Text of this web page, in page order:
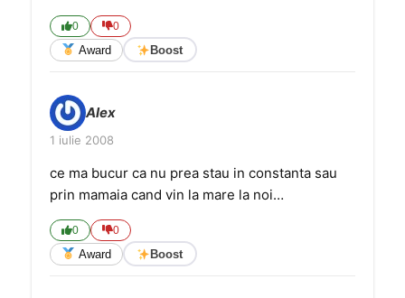
0 0
Award Boost
Alex
1 iulie 2008
ce ma bucur ca nu prea stau in constanta sau
prin mamaia cand vin la mare la noi…
0 0
Award Boost